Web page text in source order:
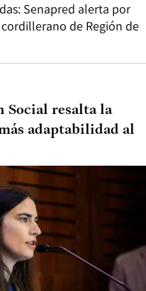
Senapred alerta por
de Región de
Social resalta la
adaptabilidad al